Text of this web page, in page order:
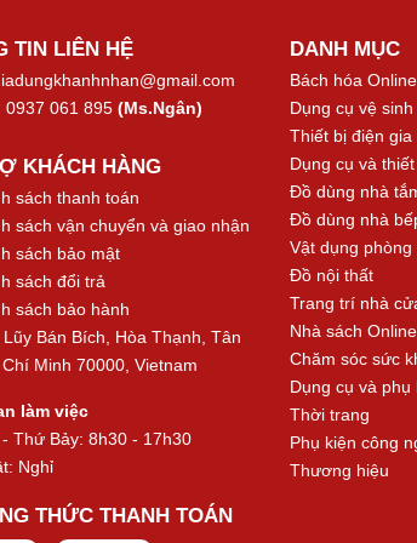
TIN LIÊN HỆ
0937 061 895 (Ms.Ngân)
KHÁCH HÀNG
sách thanh toán
sách vận chuyển và giao nhận
sách bảo mật
sách đổi trả
sách bảo hành
Lũy Bán Bích, Hòa Thạnh, Tân
Minh 70000, Vietnam
làm việc
Thứ Bảy: 8h30 - 17h30
Nghỉ
THỨC THANH TOÁN
DANH MỤC
Bách hóa Online
Dụng cụ vệ
Thiết bị điện gia
Dụng cụ và
Đồ dùng nhà
Đồ dùng nhà
Vật dụng phòng
Đồ nội thất
Trang trí nhà
Nhà sách Online
Chăm sóc sức
Dụng cụ và phụ
Thời trang
Phụ kiện công
Thương hiệu